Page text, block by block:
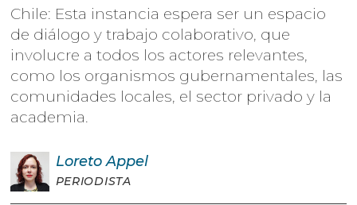
Chile: Esta instancia espera ser un espacio
de diálogo y trabajo colaborativo, que
involucre a todos los actores relevantes,
como los organismos gubernamentales, las
comunidades locales, el sector privado y la
academia.
Loreto Appel
PERIODISTA